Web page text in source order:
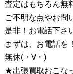
査定はもちろん無
ご不明な点やお問
是非！お電話下さ
まずは、お電話を
無休(・∀・)
★出張買取おこな